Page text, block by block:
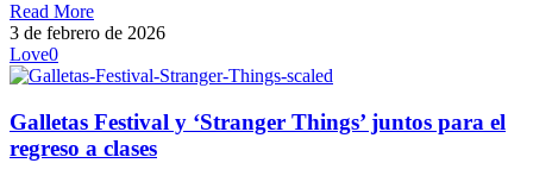
Read More
3 de febrero de 2026
Love0
Galletas Festival y ‘Stranger Things’ juntos para el
regreso a clases